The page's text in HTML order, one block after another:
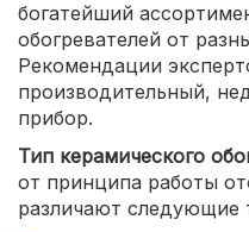
богатейший
обогревателей от
Рекомендации
производительный,
прибор.
Тип керамического
от принципа работы
различают следующие